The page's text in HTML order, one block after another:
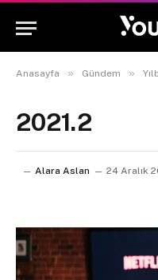
Anasayfa » Gündem »
2021.2
Alara Aslan 24 Aralık